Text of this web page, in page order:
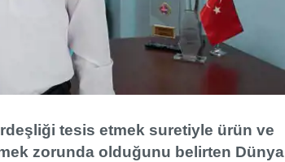
tesis etmek suretiyle ürün ve
zorunda olduğunu belirten Dünya